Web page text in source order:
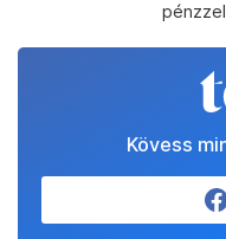
Kövess